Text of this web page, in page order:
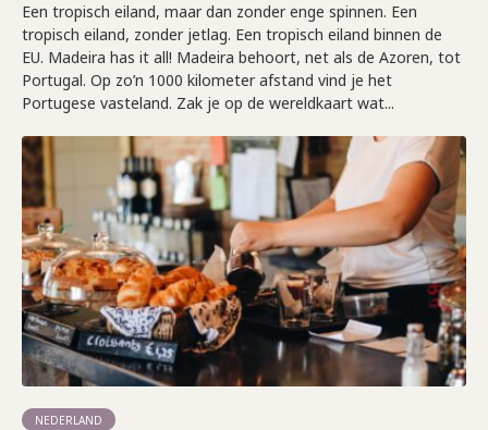
Een tropisch eiland, maar dan zonder enge spinnen. Een
tropisch eiland, zonder jetlag. Een tropisch eiland binnen de
EU. Madeira has it all! Madeira behoort, net als de Azoren, tot
Portugal. Op zo’n 1000 kilometer afstand vind je het
Portugese vasteland. Zak je op de wereldkaart wat...
NEDERLAND